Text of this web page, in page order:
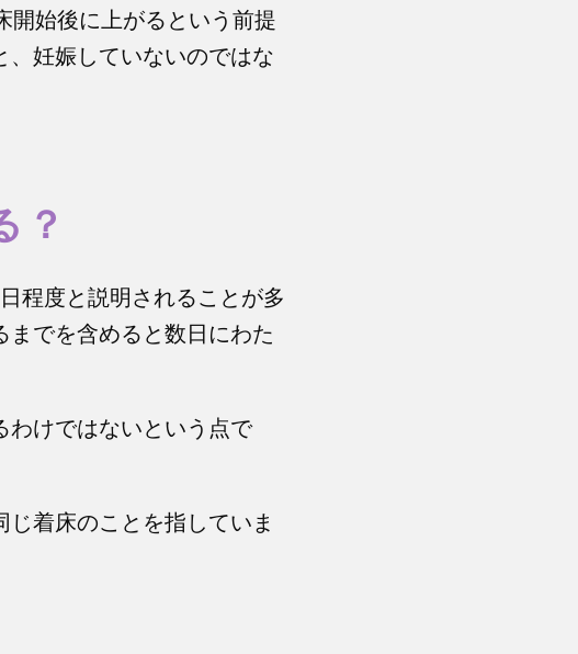
開始後に上がるという前提
妊娠していないのではな
？
程度と説明されることが多
でを含めると数日にわた
わけではないという点で
着床のことを指していま